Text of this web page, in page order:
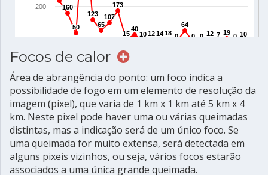
Focos de calor
Área de abrangência do ponto: um foco indica a
possibilidade de fogo em um elemento de resolução da
imagem (pixel), que varia de 1 km x 1 km até 5 km x 4
km. Neste pixel pode haver uma ou várias queimadas
distintas, mas a indicação será de um único foco. Se
uma queimada for muito extensa, será detectada em
alguns pixeis vizinhos, ou seja, vários focos estarão
associados a uma única grande queimada.